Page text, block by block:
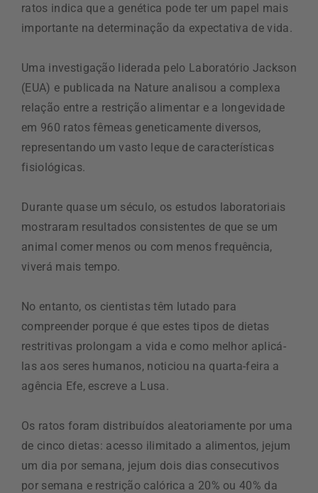
ratos indica que a genética pode ter um papel mais
importante na determinação da expectativa de vida.
Uma investigação liderada pelo Laboratório Jackson
(EUA) e publicada na Nature analisou a complexa
relação entre a restrição alimentar e a longevidade
em 960 ratos fêmeas geneticamente diversos,
representando um vasto leque de características
fisiológicas.
Durante quase um século, os estudos laboratoriais
mostraram resultados consistentes de que se um
animal comer menos ou com menos frequência,
viverá mais tempo.
No entanto, os cientistas têm lutado para
compreender porque é que estes tipos de dietas
restritivas prolongam a vida e como melhor aplicá-
las aos seres humanos, noticiou na quarta-feira a
agência Efe, escreve a Lusa.
Os ratos foram distribuídos aleatoriamente por uma
de cinco dietas: acesso ilimitado a alimentos, jejum
um dia por semana, jejum dois dias consecutivos
por semana e restrição calórica a 20% ou 40% da